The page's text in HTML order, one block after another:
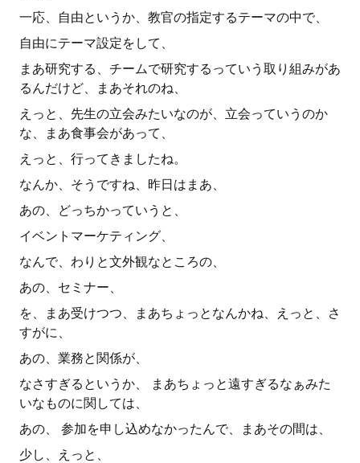
一応、自由というか、教官の指定するテーマの中で、
自由にテーマ設定をして、
まあ研究する、チームで研究するっていう取り組みがあ
るんだけど、まあそれのね、
えっと、先生の立会みたいなのが、立会っていうのか
な、まあ食事会があって、
えっと、行ってきましたね。
なんか、そうですね、昨日はまあ、
あの、どっちかっていうと、
イベントマーケティング、
なんで、わりと文外観なところの、
あの、セミナー、
を、まあ受けつつ、まあちょっとなんかね、えっと、さ
すがに、
あの、業務と関係が、
なさすぎるというか、 まあちょっと遠すぎるなぁみた
いなものに関しては、
あの、 参加を申し込めなかったんで、まあその間は、
少し、えっと、